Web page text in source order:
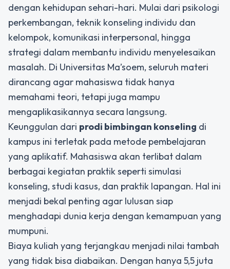
dengan kehidupan sehari-hari. Mulai dari psikologi
perkembangan, teknik konseling individu dan
kelompok, komunikasi interpersonal, hingga
strategi dalam membantu individu menyelesaikan
masalah. Di Universitas Ma’soem, seluruh materi
dirancang agar mahasiswa tidak hanya
memahami teori, tetapi juga mampu
mengaplikasikannya secara langsung.
Keunggulan dari prodi bimbingan konseling di
kampus ini terletak pada metode pembelajaran
yang aplikatif. Mahasiswa akan terlibat dalam
berbagai kegiatan praktik seperti simulasi
konseling, studi kasus, dan praktik lapangan. Hal ini
menjadi bekal penting agar lulusan siap
menghadapi dunia kerja dengan kemampuan yang
mumpuni.
Biaya kuliah yang terjangkau menjadi nilai tambah
yang tidak bisa diabaikan. Dengan hanya 5,5 juta